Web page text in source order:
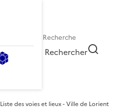
Rechercher
Liste des voies et lieux - Ville de Lorient